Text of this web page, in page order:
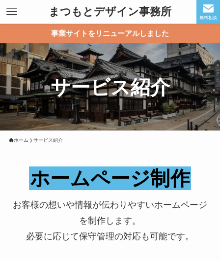
まつもとデザイン事務所 無料相談
事業サイトをリニューアルしました
サービス紹介
ホーム サービス紹介
ホームページ制作
お客様の想いや情報が伝わりやすいホームページ
を制作します。
必要に応じて保守管理の対応も可能です。